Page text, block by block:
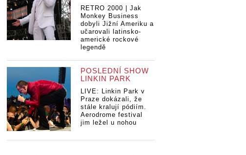
RETRO 2000 | Jak
Monkey Business
dobyli Jižní Ameriku a
učarovali latinsko-
americké rockové
legendě
POSLEDNÍ SHOW
LINKIN PARK
LIVE: Linkin Park v
Praze dokázali, že
stále kralují pódiím.
Aerodrome festival
jim ležel u nohou